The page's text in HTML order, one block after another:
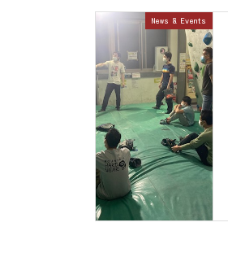
News & Events